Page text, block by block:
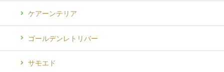
ケアーンテリア
ゴールデンレトリバー
サモエド